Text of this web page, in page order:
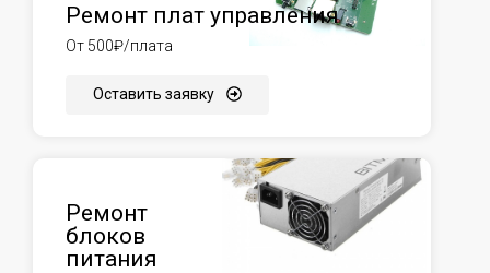
Ремонт плат управления
От 500₽/плата
Оставить заявку
Ремонт
блоков
питания